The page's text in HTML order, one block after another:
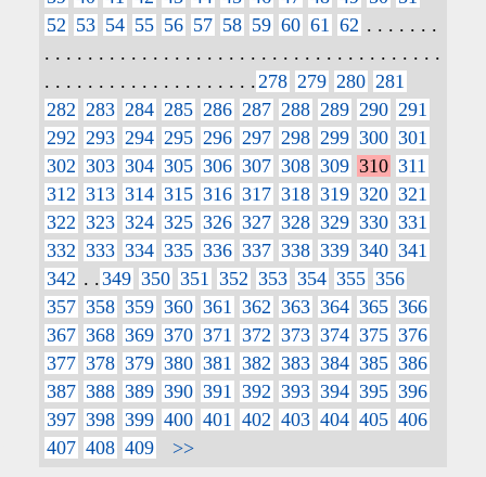
52 53 54 55 56 57 58 59 60 61 62 . . . . . . .
. . . . . . . . . . . . . . . . . . . . . . . . . . . . . . . . . . . . .
. . . . . . . . . . . . . . . . . . . . 278 279 280 281
282 283 284 285 286 287 288 289 290 291
292 293 294 295 296 297 298 299 300 301
302 303 304 305 306 307 308 309 310 311
312 313 314 315 316 317 318 319 320 321
322 323 324 325 326 327 328 329 330 331
332 333 334 335 336 337 338 339 340 341
342 . .349 350 351 352 353 354 355 356
357 358 359 360 361 362 363 364 365 366
367 368 369 370 371 372 373 374 375 376
377 378 379 380 381 382 383 384 385 386
387 388 389 390 391 392 393 394 395 396
397 398 399 400 401 402 403 404 405 406
407 408 409 >>